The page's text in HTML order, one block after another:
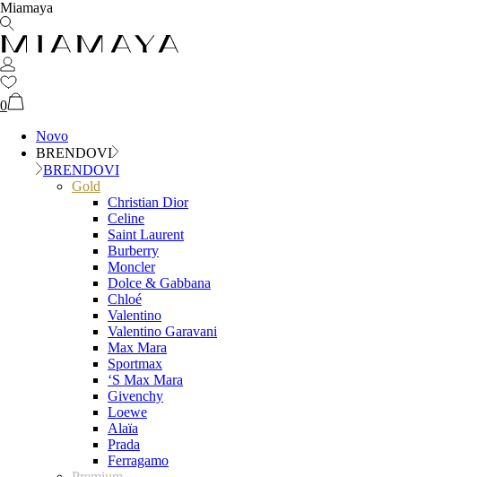
Miamaya
0
Novo
BRENDOVI
BRENDOVI
Gold
Christian Dior
Celine
Saint Laurent
Burberry
Moncler
Dolce & Gabbana
Chloé
Valentino
Valentino Garavani
Max Mara
Sportmax
‘S Max Mara
Givenchy
Loewe
Alaïa
Prada
Ferragamo